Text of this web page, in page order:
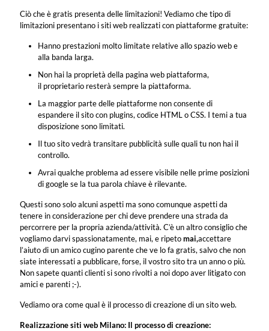
Ciò che è gratis presenta delle limitazioni! Vediamo che tipo di
limitazioni presentano i siti web realizzati con piattaforme gratuite:
Hanno prestazioni molto limitate relative allo spazio web e
alla banda larga.
Non hai la proprietà della pagina web piattaforma,
il proprietario resterà sempre la piattaforma.
La maggior parte delle piattaforme non consente di
espandere il sito con plugins, codice HTML o CSS. I temi a tua
disposizione sono limitati.
Il tuo sito vedrà transitare pubblicità sulle quali tu non hai il
controllo.
Avrai qualche problema ad essere visibile nelle prime posizioni
di google se la tua parola chiave è rilevante.
Questi sono solo alcuni aspetti ma sono comunque aspetti da
tenere in considerazione per chi deve prendere una strada da
percorrere per la propria azienda/attività. C’è un altro consiglio che
vogliamo darvi spassionatamente, mai, e ripetomai,accettare
l’aiuto di un amico cugino parente che ve lo fa gratis, salvo che non
siate interessati a pubblicare, forse, il vostro sito tra un anno o più.
Non sapete quanti clienti si sono rivolti a noi dopo aver litigato con
amici e parenti ;-).
Vediamo ora come qual è il processo di creazione di un sito web.
Realizzazione siti web Milano: Il processo di creazione: